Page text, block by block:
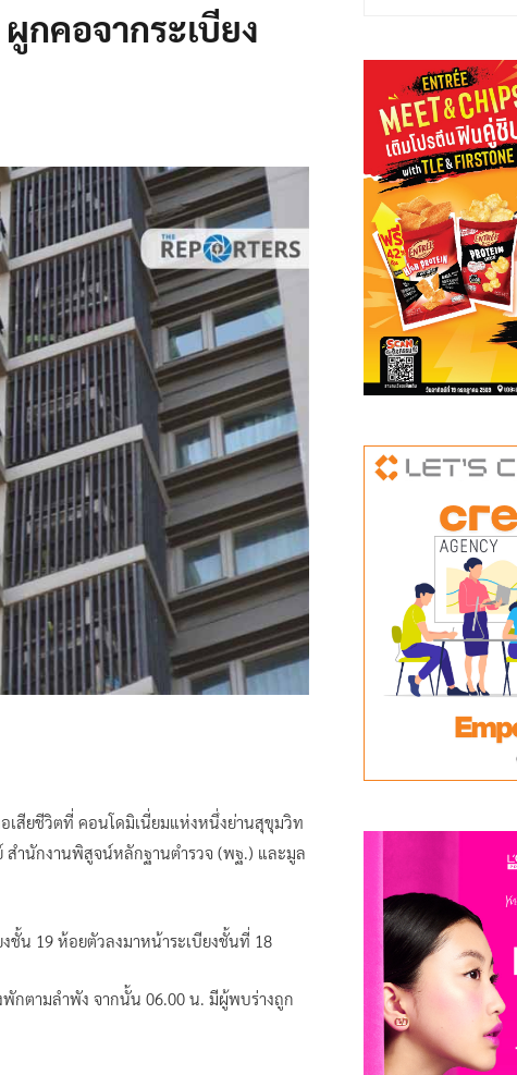
กคอจากระเบียง
เสียชีวิตที่ คอนโดมิเนี่ยมแห่งหนึ่งย่านสุขุมวิท
ำนักงานพิสูจน์หลักฐานตำรวจ (พฐ.) และมูล
ชั้น 19 ห้อยตัวลงมาหน้าระเบียงชั้นที่ 18
พักตามลำพัง จากนั้น 06.00 น. มีผู้พบร่างถูก